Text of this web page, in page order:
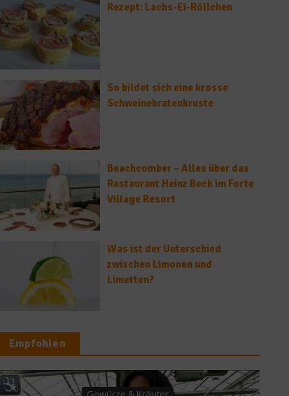
Rezept: Lachs-Ei-Röllchen
So bildet sich eine krosse
Schweinebratenkruste
Beachcomber – Alles über das
Restaurant Heinz Beck im Forte
Village Resort
Was ist der Unterschied
zwischen Limonen und
Limetten?
Empfohlen